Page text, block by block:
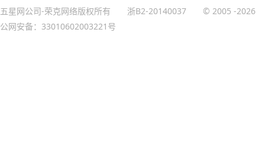
五星网公司-荣克网络版权所有 浙B2-20140037 © 2005 -2026
公网安备：33010602003221号